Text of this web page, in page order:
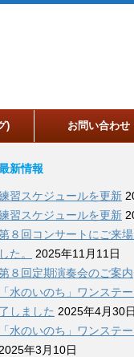
) お問い合わせ
新情報
習スケジュールを更新
習スケジュールを更新
８回コンサートにご来
した。
2025年11月11日
８回定期演奏会のご案内
「水のいのち」ワンステ
了しました 2025年4月30日
「水のいのち」ワンステ
2025年3月10日